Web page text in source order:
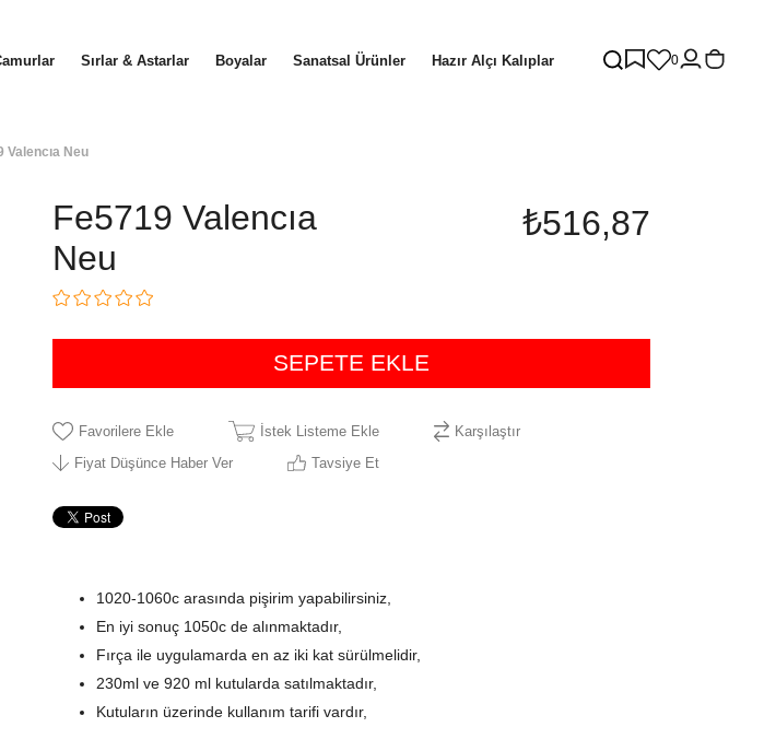
Sırlar & Astarlar Boyalar Sanatsal Ürünler Hazır Alçı Kalıplar 0
Valencıa Neu
Fe5719 Valencıa
Neu
₺516,87
Favorilere Ekle İstek Listeme Ekle
Karşılaştır
Fiyat Düşünce Haber Ver
Tavsiye Et
1020-1060c arasında pişirim yapabilirsiniz,
En iyi sonuç 1050c de alınmaktadır,
Fırça ile uygulamarda en az iki kat sürülmelidir,
230ml ve 920 ml kutularda satılmaktadır,
Kutuların üzerinde kullanım tarifi vardır,